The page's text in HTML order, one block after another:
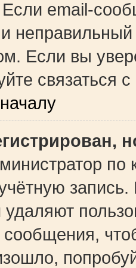
email-
Если вы
связаться
по
удаляют